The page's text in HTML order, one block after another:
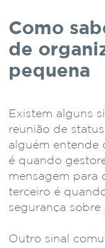
Como
de
pequena
Existem alguns
reunião de
alguém entende
é quando
mensagem para
terceiro é
segurança sobre
Outro sinal